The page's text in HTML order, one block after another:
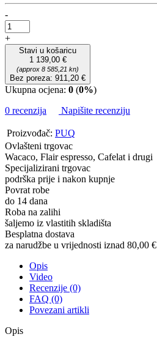
-
+
Stavi u košaricu
1 139,00 €
(approx 8 585,21 kn)
Bez poreza: 911,20 €
Ukupna ocjena: 0 (0%)
0 recenzija
Napišite recenziju
Proizvođač: PUQ
Ovlašteni trgovac
Wacaco, Flair espresso, Cafelat i drugi
Specijalizirani trgovac
podrška prije i nakon kupnje
Povrat robe
do 14 dana
Roba na zalihi
šaljemo iz vlastitih skladišta
Besplatna dostava
za narudžbe u vrijednosti iznad 80,00 €
Opis
Video
Recenzije (0)
FAQ (0)
Povezani artikli
Opis